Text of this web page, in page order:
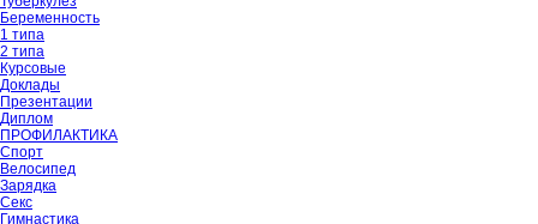
Беременность
1 типа
2 типа
Курсовые
Доклады
Презентации
Диплом
ПРОФИЛАКТИКА
Спорт
Велосипед
Зарядка
Секс
Гимнастика